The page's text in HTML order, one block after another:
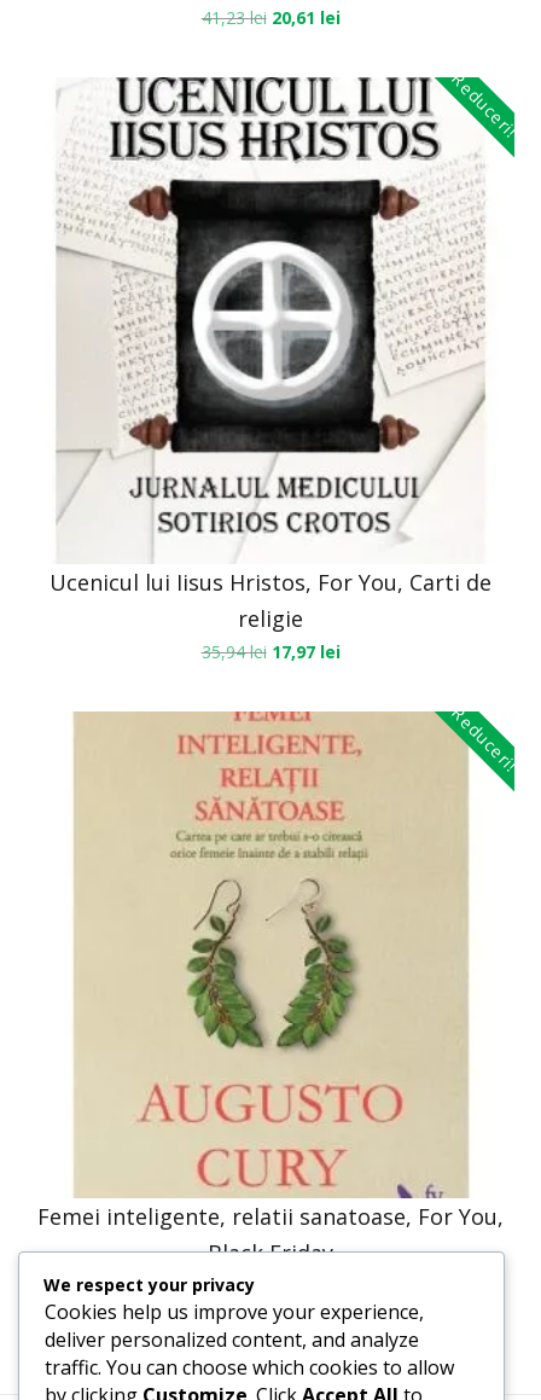
41,23lei 20,61 lei
Reduceri!
Ucenicul lui Iisus Hristos, For You, Carti de
religie
35,94lei 17,97 lei
Reduceri!
Femei inteligente, relatii sanatoase, For You,
Black Friday
33,83lei
We respect your privacy
Cookies help us improve your experience,
deliver personalized content, and analyze
traffic. You can choose which cookies to allow